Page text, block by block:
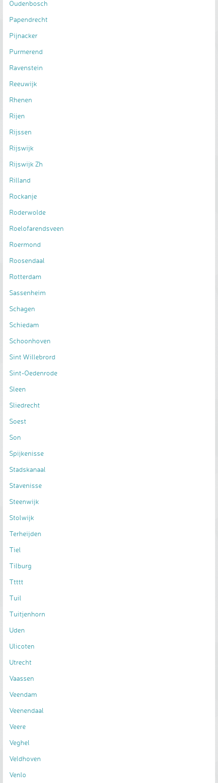
Oudenbosch
Papendrecht
Pijnacker
Purmerend
Ravenstein
Reeuwijk
Rhenen
Rijen
Rijssen
Rijswijk
Rijswijk Zh
Rilland
Rockanje
Roderwolde
Roelofarendsveen
Roermond
Roosendaal
Rotterdam
Sassenheim
Schagen
Schiedam
Schoonhoven
Sint Willebrord
Sint-Oedenrode
Sleen
Sliedrecht
Soest
Son
Spijkenisse
Stadskanaal
Stavenisse
Steenwijk
Stolwijk
Terheijden
Tiel
Tilburg
Ttttt
Tuil
Tuitjenhorn
Uden
Ulicoten
Utrecht
Vaassen
Veendam
Veenendaal
Veere
Veghel
Veldhoven
Venlo